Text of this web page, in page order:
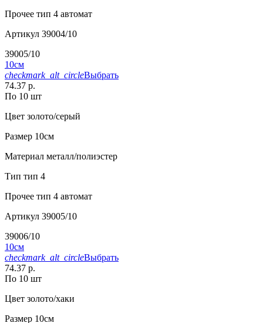
Прочее тип 4 автомат
Артикул 39004/10
39005/10
10см
checkmark_alt_circleВыбрать
74.37 р.
По 10 шт
Цвет золото/серый
Размер 10см
Материал металл/полиэстер
Тип тип 4
Прочее тип 4 автомат
Артикул 39005/10
39006/10
10см
checkmark_alt_circleВыбрать
74.37 р.
По 10 шт
Цвет золото/хаки
Размер 10см